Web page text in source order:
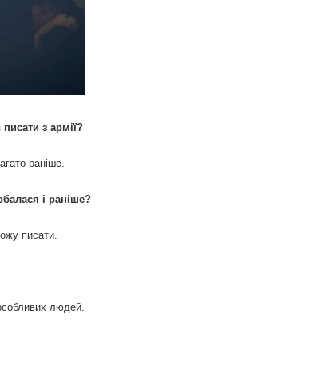
з армії?
раніше.
і раніше?
писати.
людей.